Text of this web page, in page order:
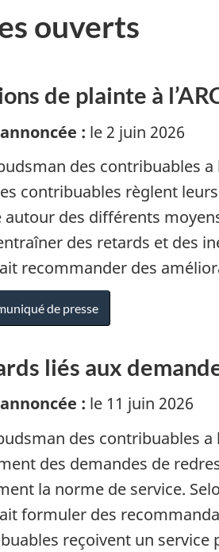
ouverts
de plainte à
: le 2 juin 2026
des contribuables
contribuables règlent
autour des différents
des retards et des
recommander des
de presse
liés aux
: le 11 juin 2026
des contribuables
des demandes de
la norme de service.
formuler des
reçoivent un service